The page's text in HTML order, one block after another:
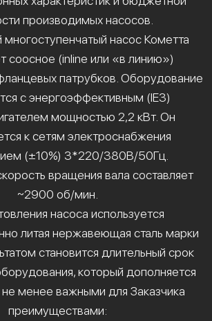
производимых насосов.
многоступенчатый насос Кометта
соосное (inline или «в линию»)
патрубков. Оборудование
с энергоэффективным (IE3)
мощностью 2,2 кВт. Он
к сетям электроснабжения
(±10%) 3*220/380В/50Гц.
вращения вала составляет
~2900 об/мин.
насоса используется
литая нержавеющая сталь марки
становится длительный срок
который дополняется
менее важными для Заказчика
преимуществами: